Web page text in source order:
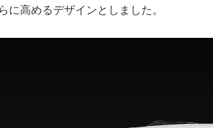
に高めるデザインとしました。